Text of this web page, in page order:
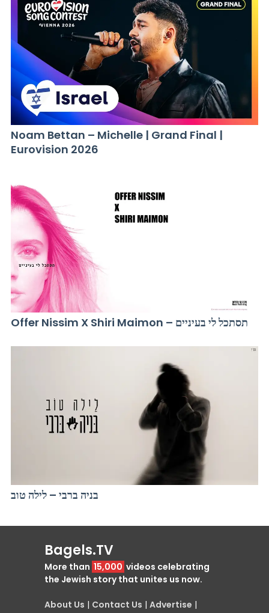
Noam Bettan – Michelle | Grand Final |
Eurovision 2026
Offer Nissim X Shiri Maimon – תסתכל לי בעיניים
בניה ברבי – לילה טוב
Bagels.TV
More than 15,000 videos celebrating
the Jewish story that unites us now.
About Us | Contact Us | Advertise |